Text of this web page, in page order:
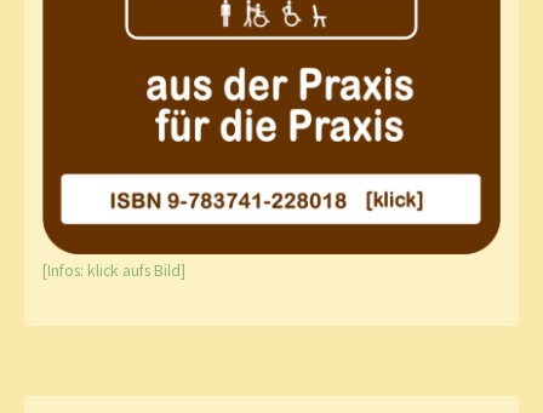
[Infos: klick aufs Bild]